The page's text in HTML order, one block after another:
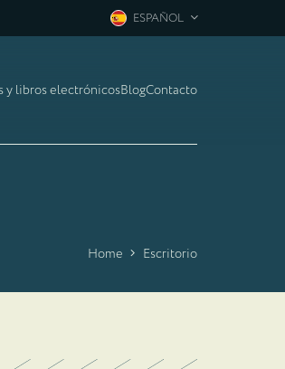
ESPAÑOL
y libros electrónicosBlogContacto
Home Escritorio